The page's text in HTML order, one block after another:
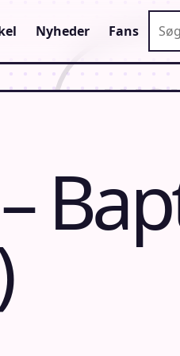
Nyheder Fans